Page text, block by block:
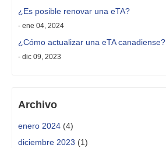
¿Es posible renovar una eTA?
- ene 04, 2024
¿Cómo actualizar una eTA canadiense?
- dic 09, 2023
Archivo
enero 2024 (4)
diciembre 2023 (1)